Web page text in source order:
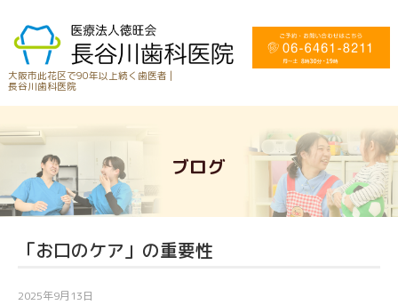
大阪市此花区で90年以上続く歯医者 |
長谷川歯科医院
ブログ
「お口のケア」の重要性
2025年9月13日